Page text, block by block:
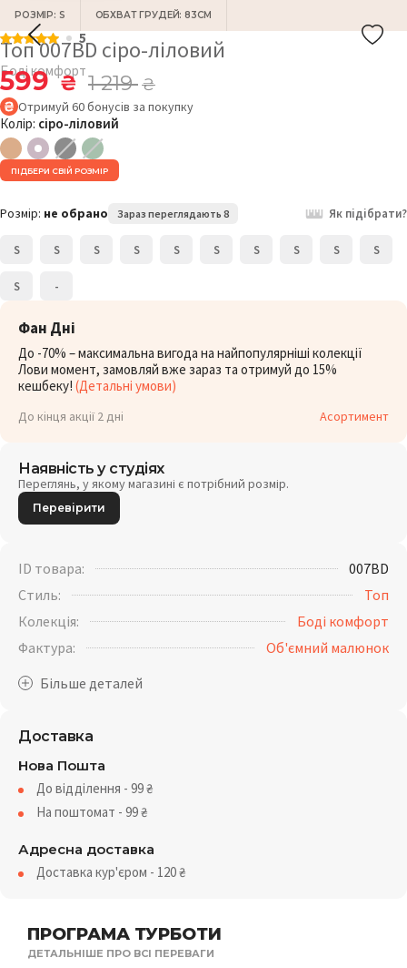
РОЗМІР: S ОБХВАТ ГРУДЕЙ: 83СМ
5
Топ 007BD сіро-ліловий
Боді комфорт
599₴ 1 219₴
Отримуй 60бонусів за покупку
Колір: сіро-ліловий
ПІДБЕРИ СВІЙ РОЗМІР
Розмір: не обрано Зараз переглядають 8 Як підібрати?
S S S S S S S S S S
S -
Фан Дні
До -70% – максимальна вигода на найпопулярніші колекції
Лови момент, замовляй вже зараз та отримуй до 15%
кешбеку! (Детальні умови)
До кінця акції 2 дні Асортимент
ПРОГРАМА ТУРБОТИ
ДЕТАЛЬНІШЕ ПРО ВСІ ПЕРЕВАГИ
Наявність у студіях
Переглянь, у якому магазині є потрібний розмір.
Перевірити
ID товара:
007BD
Стиль:
Топ
Колекція:
Боді комфорт
Фактура:
Об'ємний малюнок
Доставка
Нова Пошта
До відділення - 99₴
На поштомат - 99₴
Адресна доставка
Доставка кур'єром - 120₴